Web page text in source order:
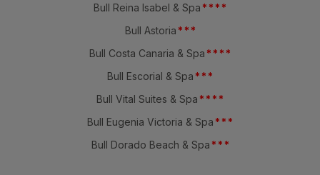
Bull Reina Isabel & Spa * * * *
Bull Astoria * * *
Bull Costa Canaria & Spa * * * *
Bull Escorial & Spa * * *
Bull Vital Suites & Spa * * * *
Bull Eugenia Victoria & Spa * * *
Bull Dorado Beach & Spa * * *